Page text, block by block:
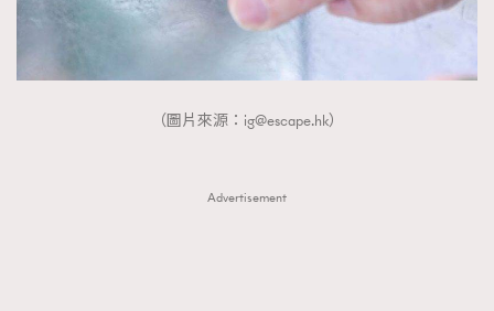
（圖片來源： ig@escape.hk）
Advertisement